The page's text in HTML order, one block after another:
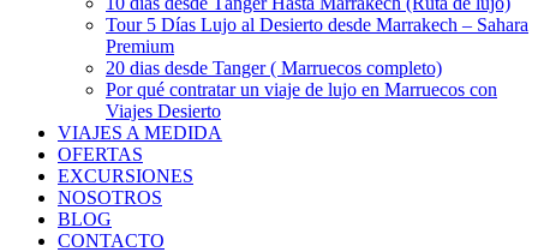
Tour 5 Días Lujo al Desierto desde Marrakech – Sahara
Premium
20 dias desde Tanger ( Marruecos completo)
Por qué contratar un viaje de lujo en Marruecos con
Viajes Desierto
VIAJES A MEDIDA
OFERTAS
EXCURSIONES
NOSOTROS
BLOG
CONTACTO